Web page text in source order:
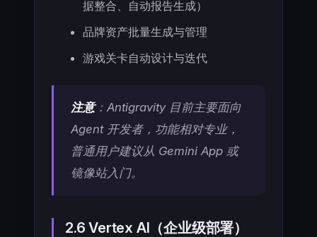
据整合、自动报告生成）
品牌资产批量生成与管理
游戏关卡自动设计与迭代
注意：Antigravity 目前主要面向
Agent 开发者，功能相对专业，
普通用户建议从 Gemini App 或
镜像站入门。
2.6 Vertex AI（企业级部署）